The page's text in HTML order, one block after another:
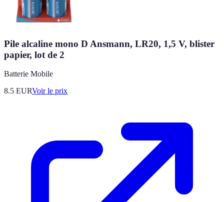
Pile alcaline mono D Ansmann, LR20, 1,5 V, blister
papier, lot de 2
Batterie Mobile
8.5 EURVoir le prix